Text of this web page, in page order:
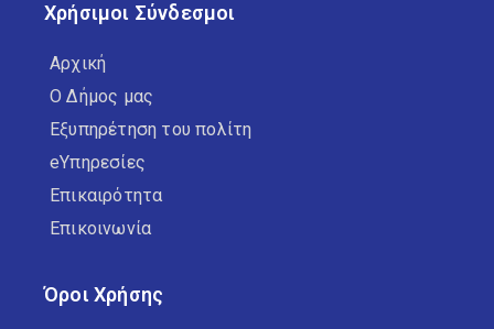
Χρήσιμοι Σύνδεσμοι
Αρχική
Ο Δήμος μας
Εξυπηρέτηση του πολίτη
eΥπηρεσίες
Επικαιρότητα
Επικοινωνία
Όροι Χρήσης